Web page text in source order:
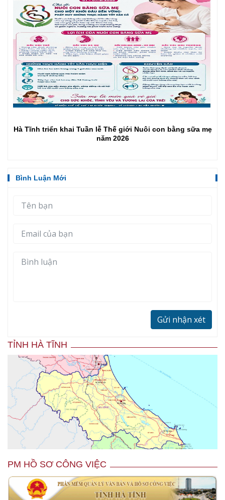
Hà Tĩnh triển khai Tuần lễ Thế giới Nuôi con bằng sữa mẹ
năm 2026
Bình Luận Mới
Gửi nhận xét
TỈNH HÀ TĨNH
PM HỒ SƠ CÔNG VIỆC